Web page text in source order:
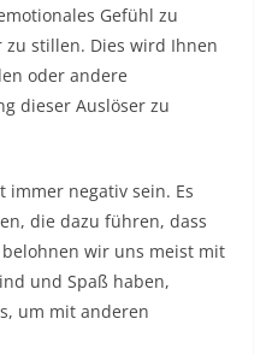
Gefühl zu
stillen. Dies wird Ihnen
oder andere
dieser Auslöser zu
immer negativ sein. Es
die dazu führen, dass
wir uns meist mit
und Spaß haben,
um mit anderen